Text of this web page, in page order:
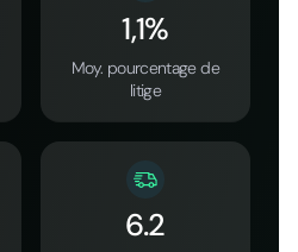
1,1%
Moy. pourcentage de
litige
6.2